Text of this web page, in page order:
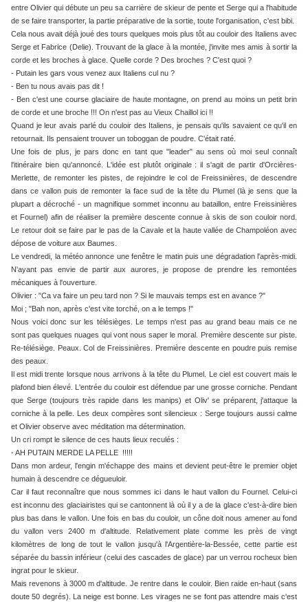
entre Olivier qui débute un peu sa carrière de skieur de pente et Serge qui a l'habitude
de se faire transporter, la partie préparative de la sortie, toute l'organisation, c'est bibi.
Cela nous avait déjà joué des tours quelques mois plus tôt au couloir des Italiens avec
Serge et Fabrice (Delie). Trouvant de la glace à la montée, j'invite mes amis à sortir la
corde et les broches à glace. Quelle corde ? Des broches ? C'est quoi ?
- Putain les gars vous venez aux Italiens cul nu ?
- Ben tu nous avais pas dit !
- Ben c'est une course glaciaire de haute montagne, on prend au moins un petit brin
de corde et une broche !!! On n'est pas au Vieux Chaillol ici !!
Quand je leur avais parlé du couloir des Italiens, je pensais qu'ils savaient ce qu'il en
retournait. Ils pensaient trouver un toboggan de poudre. C'était raté.
Une fois de plus, je pars donc en tant que "leader" au sens où moi seul connaît
l'itinéraire bien qu'annoncé. L'idée est plutôt originale : il s'agit de partir d'Orcières-
Merlette, de remonter les pistes, de rejoindre le col de Freissinières, de descendre
dans ce vallon puis de remonter la face sud de la tête du Plumel (là je sens que la
plupart a décroché - un magnifique sommet inconnu au bataillon, entre Freissinières
et Fournel) afin de réaliser la première descente connue à skis de son couloir nord.
Le retour doit se faire par le pas de la Cavale et la haute vallée de Champoléon avec
dépose de voiture aux Baumes.
Le vendredi, la météo annonce une fenêtre le matin puis une dégradation l'après-midi.
N'ayant pas envie de partir aux aurores, je propose de prendre les remontées
mécaniques à l'ouverture.
Olivier : "Ca va faire un peu tard non ? Si le mauvais temps est en avance ?"
Moi ; "Bah non, après c'est vite torché, on a le temps !"
Nous voici donc sur les télésièges. Le temps n'est pas au grand beau mais ce ne
sont pas quelques nuages qui vont nous saper le moral. Première descente sur piste.
Re-télésiège. Peaux. Col de Freissinières. Première descente en poudre puis remise
des peaux.
Il est midi trente lorsque nous arrivons à la tête du Plumel. Le ciel est couvert mais le
plafond bien élevé. L'entrée du couloir est défendue par une grosse corniche. Pendant
que Serge (toujours très rapide dans les manips) et Oliv' se préparent, j'attaque la
corniche à la pelle. Les deux compères sont silencieux : Serge toujours aussi calme
et Olivier observe avec méditation ma détermination.
Un cri rompt le silence de ces hauts lieux reculés :
- AH PUTAIN MERDE LA PELLE !!!!!
Dans mon ardeur, l'engin m'échappe des mains et devient peut-être le premier objet
humain à descendre ce dégueuloir.
Car il faut reconnaître que nous sommes ici dans le haut vallon du Fournel. Celui-ci
est inconnu des glaciairistes qui se cantonnent là où il y a de la glace c'est-à-dire bien
plus bas dans le vallon. Une fois en bas du couloir, un cône doit nous amener au fond
du vallon vers 2400 m d'altitude. Relativement plate comme les près de vingt
kilomètres de long de tout le vallon jusqu'à l'Argentière-la-Bessée, cette partie est
séparée du bassin inférieur (celui des cascades de glace) par un verrou rocheux bien
ingrat pour le skieur.
Mais revenons à 3000 m d'altitude. Je rentre dans le couloir. Bien raide en-haut (sans
doute 50 degrés). La neige est bonne. Les virages ne se font pas attendre mais c'est